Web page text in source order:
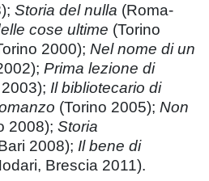
Storia del nulla (Roma-
cose ultime (Torino
2000); Nel nome di un
Prima lezione di
Il bibliotecario di
(Torino 2005); Non
2008); Storia
2008); Il bene di
Brescia 2011).